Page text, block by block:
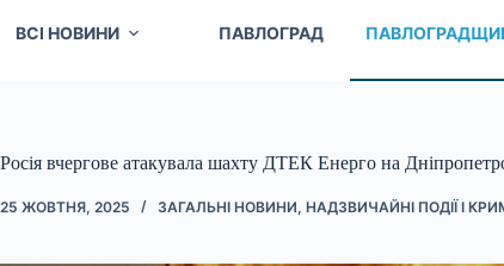
ВСІ НОВИНИ ПАВЛОГРАД
Росія вчергове атакувала шахту ДТЕК Енерго на
25 ЖОВТНЯ, 2025 ЗАГАЛЬНІ НОВИНИ, НАДЗВИЧАЙНІ ПОДІЇ І